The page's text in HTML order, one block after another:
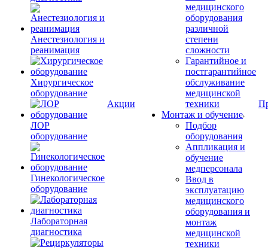
Анестезиология и
реанимация
Хирургическое
оборудование
ЛОР
оборудование
Гинекологическое
оборудование
Лабораторная
диагностика
Акции
медицинского
оборудования
различной
степени
сложности
Гарантийное и
постгарантийное
обслуживание
медицинской
техники
Монтаж и обучение
Подбор
оборудования
Аппликация и
обучение
медперсонала
Ввод в
эксплуатацию
медицинского
оборудования и
монтаж
медицинской
техники